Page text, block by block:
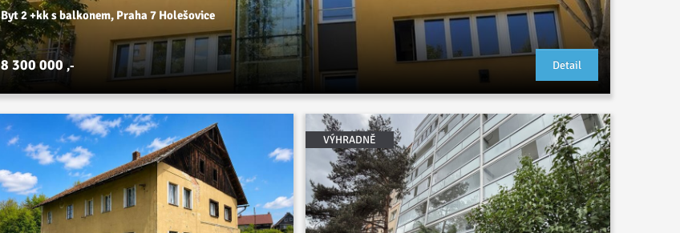
Byt 2 +kk s balkonem, Praha 7 Holešovice
8 300 000,- Detail
VÝHRADNĚ